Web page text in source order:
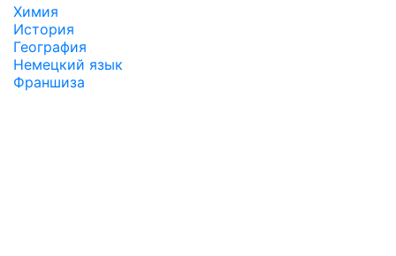
Химия
История
География
Немецкий язык
Франшиза